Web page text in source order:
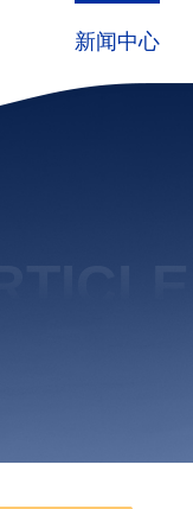
新闻中心